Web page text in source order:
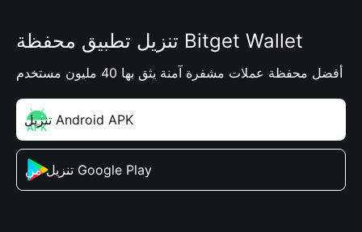
تنزيل تطبيق محفظة Bitget Wallet
أفضل محفظة عملات مشفرة آمنة يثق بها 40 مليون مستخدم
تنزيل Android APK
تنزيل من Google Play